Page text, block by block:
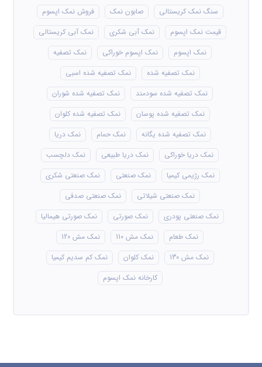
سنگ نمک کریستالی
صابون نمک
فروش نمک اپسوم
قیمت نمک اپسوم
نمک آبی شکری
نمک آبی کریستالی
نمک اپسوم
نمک اپسوم خوراکی
نمک تصفیه
نمک تصفیه شده
نمک تصفیه شده اسبی
نمک تصفیه شده سودمند
نمک تصفیه شده شوران
نمک تصفیه شده پوسان
نمک تصفیه شده کلوان
نمک تصفیه شده یگانه
نمک حمام
نمک دریا
نمک دریا خوراکی
نمک دریا طبیعی
نمک دلچسب
نمک رژیمی کیمیا
نمک صنعتی
نمک صنعتی شکری
نمک صنعتی شیلاتی
نمک صنعتی صدفی
نمک صنعتی پودری
نمک صورتی
نمک صورتی هیمالیا
نمک طعام
نمک مش 110
نمک مش 120
نمک مش 130
نمک کلوان
نمک کم سدیم کیمیا
کارخانه نمک اپسوم